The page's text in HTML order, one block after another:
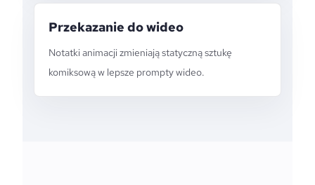
Przekazanie do wideo
Notatki animacji zmieniają statyczną sztukę
komiksową w lepsze prompty wideo.